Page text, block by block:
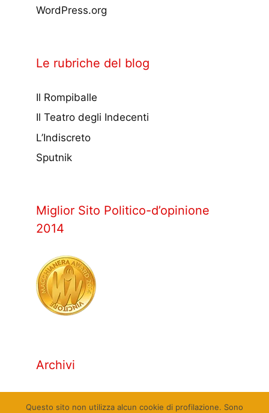
WordPress.org
Le rubriche del blog
Il Rompiballe
Il Teatro degli Indecenti
L’Indiscreto
Sputnik
Miglior Sito Politico-d’opinione
2014
Archivi
Questo sito non utilizza alcun cookie di profilazione. Sono